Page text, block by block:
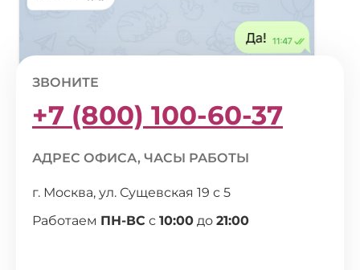
ЗВОНИТЕ
+7 (800) 100-60-37
АДРЕС ОФИСА, ЧАСЫ РАБОТЫ
г. Москва, ул. Сущевская 19 с 5
Работаем ПН-ВС с 10:00 до 21:00